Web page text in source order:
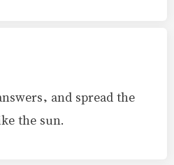
and spread the
the sun.